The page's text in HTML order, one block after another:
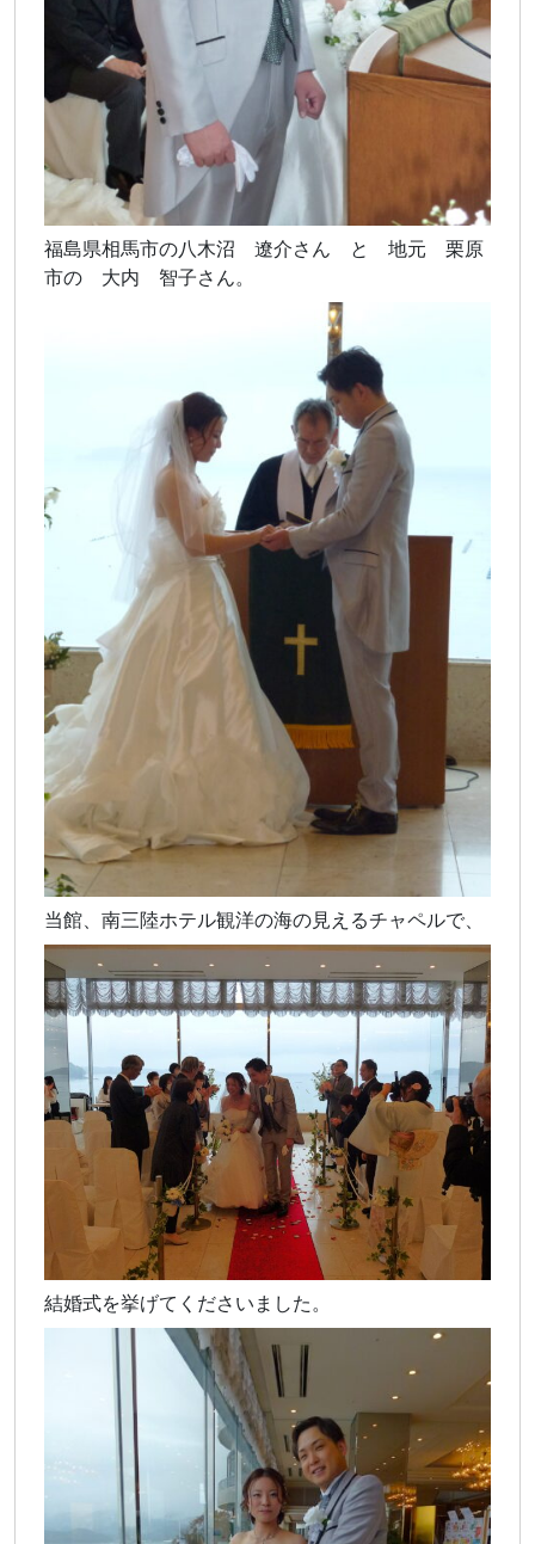
福島県相馬市の八木沼 遼介さん と 地元 栗原
市の 大内 智子さん。
当館、南三陸ホテル観洋の海の見えるチャペルで、
結婚式を挙げてくださいました。